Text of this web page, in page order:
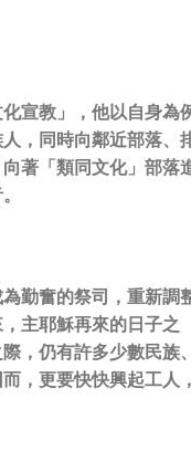
化宣教」
，他以自身為
，同時向鄰近部落、
著「類同文化」部落
勤奮的祭司，重新調
，主耶穌再來的日子之
，仍有許多少數民族
，更要快快興起工人